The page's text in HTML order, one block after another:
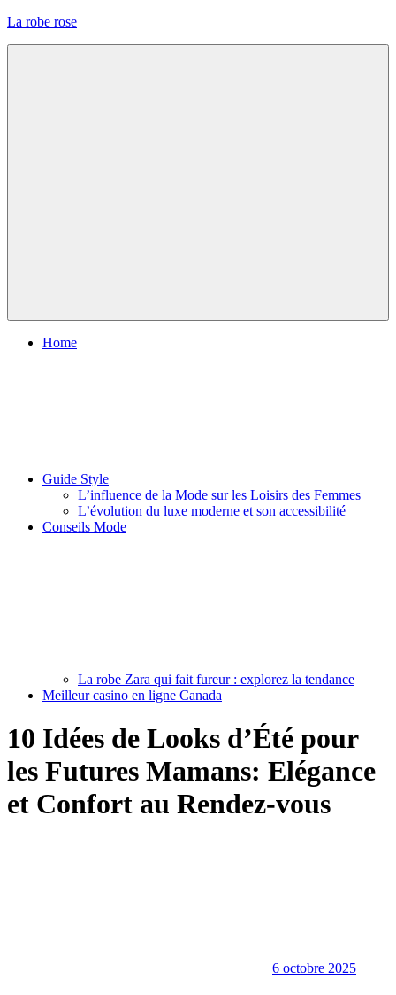
Skip
La robe rose
Home
Guide Style
L’influence de la Mode sur les Loisirs des Femmes
L’évolution du luxe moderne et son accessibilité
Conseils Mode
La robe Zara qui fait fureur : explorez la tendance
Meilleur casino en ligne Canada
10 Idées de Looks d’Été pour
les Futures Mamans: Elégance
et Confort au Rendez-vous
6 octobre 2025